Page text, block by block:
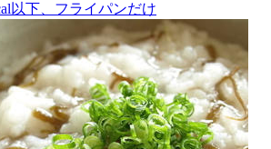
以下、フライパンだけ